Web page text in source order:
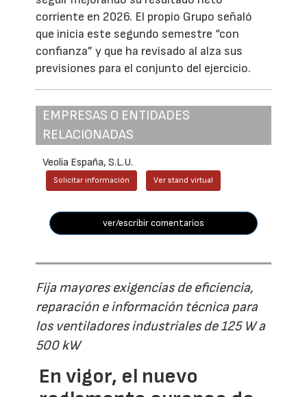
corriente en 2026. El propio Grupo señaló
que inicia este segundo semestre “con
confianza” y que ha revisado al alza sus
previsiones para el conjunto del ejercicio.
EMPRESAS O ENTIDADES
RELACIONADAS
Veolia España, S.L.U.
Solicitar información Ver stand virtual
ver/escribir comentarios
Fija mayores exigencias de eficiencia,
reparación e información técnica para
los ventiladores industriales de 125 W a
500 kW
En vigor, el nuevo